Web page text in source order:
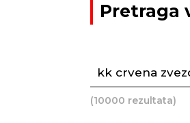
Pretraga
(10000 rezultata)